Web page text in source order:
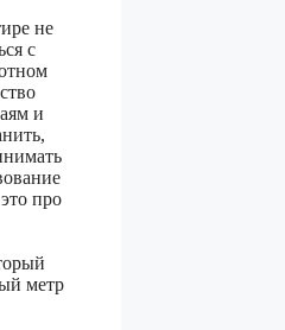
не
с
и
про
метр